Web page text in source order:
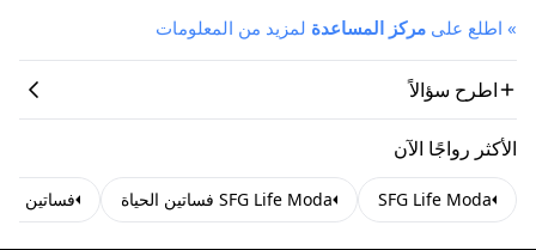
» اطلع على مركز المساعدة لمزيد من المعلومات
اطرح سؤالاً
الأكثر رواجًا الآن
SFG Life Moda SFG Life Moda فساتين الحياة فساتين